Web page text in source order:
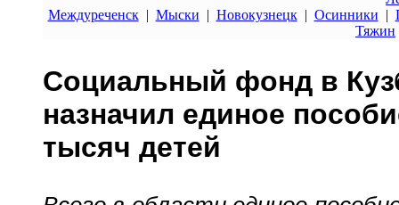
Междуреченск| Мыски | Новокузнецк| Осинники |
Тяжин
Социальный фонд в
назначил единое
тысяч детей